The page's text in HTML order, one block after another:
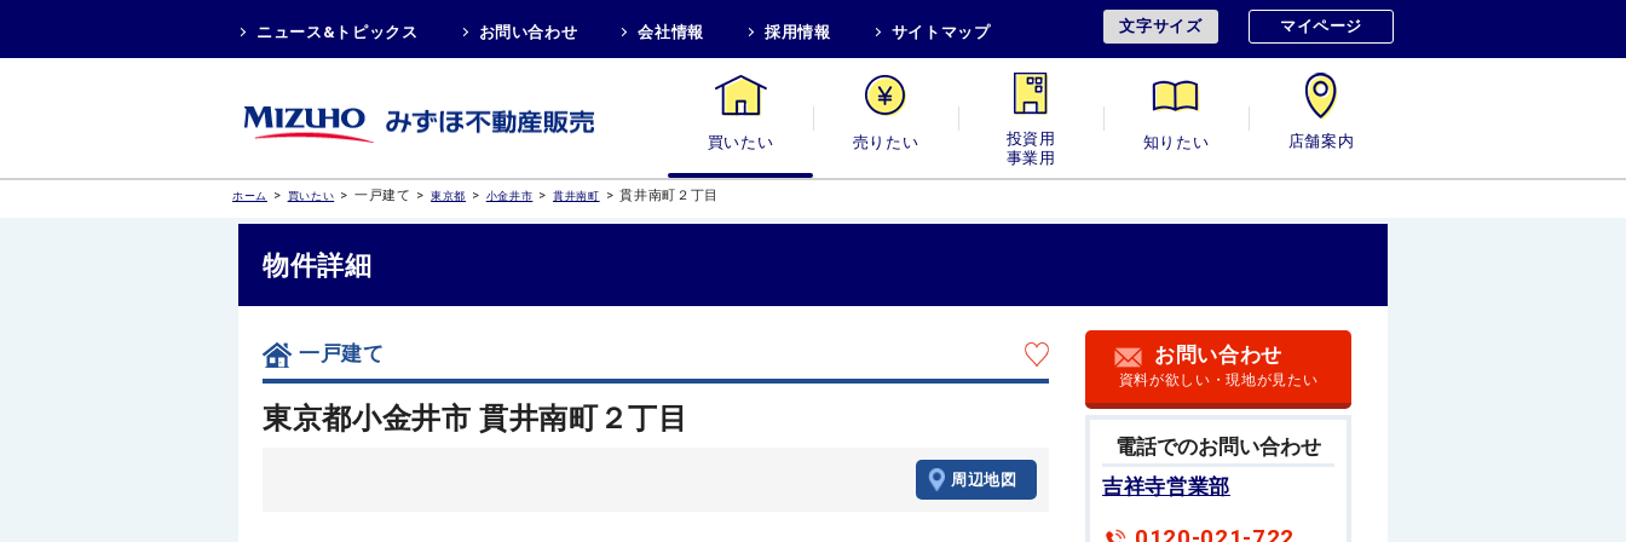
ニュース&トピックス お問い合わせ 会社情報 採用情報 サイトマップ 文字サイズ マイページ
買いたい 売りたい 投資用・事業用 知りたい 店舗案内
ホーム > 買いたい > 一戸建て > 東京都 > 小金井市 > 貫井南町 > 貫井南町２丁目
物件詳細
一戸建て
東京都小金井市 貫井南町２丁目
周辺地図
お問い合わせ
資料が欲しい・現地が見たい
電話でのお問い合わせ
吉祥寺営業部